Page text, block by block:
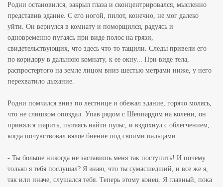
Родни остановился, закрыл глаза и сконцентрировался, мысленно
представив здание. С его ногой, пилот, конечно, не мог далеко
уйти. Он вернулся в комнату и поморщился, радуясь и
одновременно пугаясь при виде полос на грязи,
свидетельствующих, что здесь что-то тащили. Следы привели его
по коридору в дальнюю комнату, к ее окну... При виде тела,
распростертого на земле лицом вниз шестью метрами ниже, у него
перехватило дыхание.
Родни помчался вниз по лестнице и обежал здание, горячо молясь,
что не слишком опоздал. Упав рядом с Шеппардом на колени, он
принялся шарить, пытаясь найти пульс, и вздохнул с облегчением,
когда почувствовал вялое биение под своими пальцами.
- Ты больше никогда не заставишь меня так поступить! И почему
только я тебя послушал? Я знаю, что ты сумасшедший, и все же я,
так или иначе, слушался тебя. Теперь этому конец. Я главный, пока